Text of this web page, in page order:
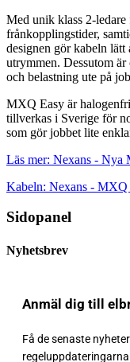
Med unik klass 2-
frånkopplingstider,
designen gör kabeln lätt
utrymmen. Dessutom
och belastning ute på
MXQ Easy är
tillverkas i Sverige för
som gör jobbet lite
Läs mer: Nexans - Nya
Kabeln: Nexans -
Sidopanel
Nyhetsbrev
Anmäl dig till
Få de senaste